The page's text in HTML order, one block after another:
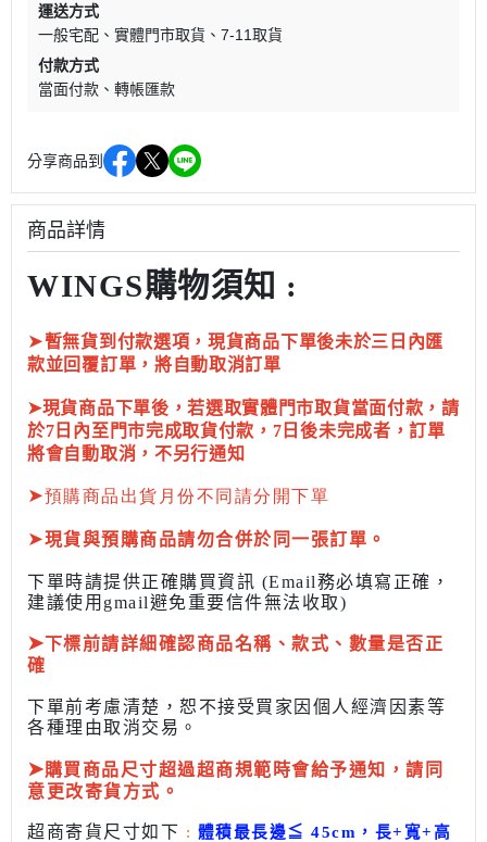
運送方式
一般宅配
實體門市取貨
7-11取貨
付款方式
當面付款
轉帳匯款
分享商品到
商品詳情
WINGS購物須知 :
➤暫無貨到付款選項，現貨商品下單後未於三日內匯
款並回覆訂單，將自動取消訂單
➤現貨商品下單後，若選取實體門市取貨當面付款，請
於7日內至門市完成取貨付款，7日後未完成者，訂單
將會自動取消，不另行通知
➤預購商品出貨月份不同請分開下單
➤現貨與預購商品請勿合併於同一張訂單。
下單時請提供正確購買資訊 (Email務必填寫正確，
建議使用gmail避免重要信件無法收取)
➤下標前請詳細確認商品名稱、款式、數量是否正
確
下單前考慮清楚，恕不接受買家因個人經濟因素等
各種理由取消交易。
➤購買商品尺寸超過超商規範時會給予通知，請同
意更改寄貨方式。
超商寄貨尺寸如下 : 體積最長邊≦ 45cm，長+寬+高